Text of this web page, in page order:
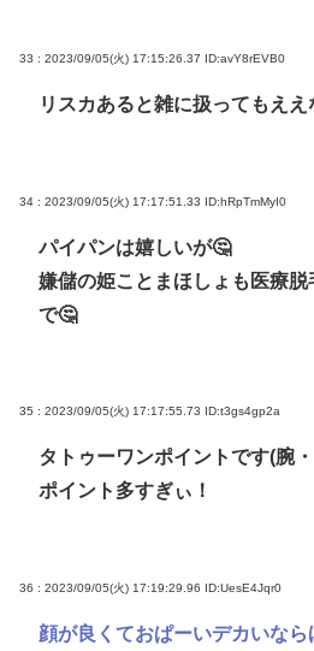
33 : 2023/09/05(火) 17:15:26.37 ID:avY8rEVB0
リスカあると雑に扱ってもえ
34 : 2023/09/05(火) 17:17:51.33 ID:hRpTmMyI0
パイパンは嬉しいが🤔
嫌儲の姫ことまほしょも医療
で🤔
35 : 2023/09/05(火) 17:17:55.73 ID:t3gs4gp2a
タトゥーワンポイントです(腕
ポイント多すぎぃ！
36 : 2023/09/05(火) 17:19:29.96 ID:UesE4Jqr0
顔が良くておぱーいデカいな